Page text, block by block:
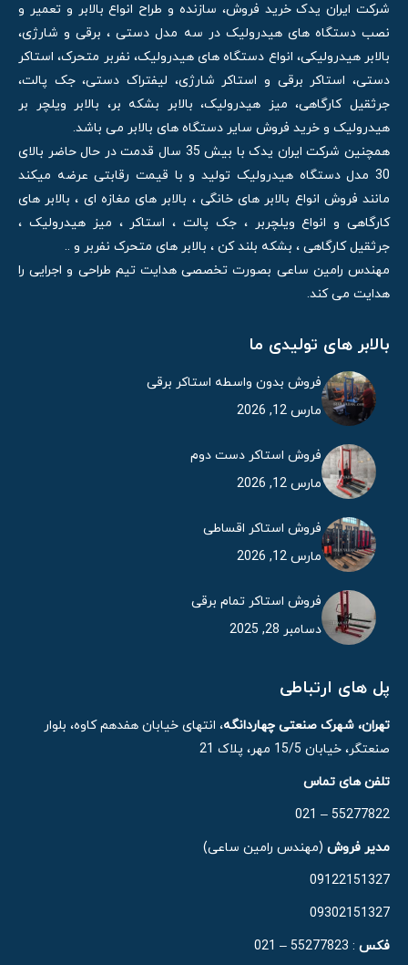
شرکت ایران یدک خرید فروش، سازنده و طراح انواع بالابر و تعمیر و
نصب دستگاه های هیدرولیک در سه مدل دستی ، برقی و شارژی،
بالابر هیدرولیکی، انواع دستگاه های هیدرولیک، نفربر متحرک، استاکر
دستی، استاکر برقی و استاکر شارژی، لیفتراک دستی، جک پالت،
جرثقیل کارگاهی، میز هیدرولیک، بالابر بشکه بر، بالابر ویلچر بر
هیدرولیک و خرید فروش سایر دستگاه های بالابر می باشد.
همچنین شرکت ایران یدک با بیش 35 سال قدمت در حال حاضر بالای
30 مدل دستگاه هیدرولیک تولید و با قیمت رقابتی عرضه میکند
مانند فروش انواع بالابر های خانگی ، بالابر های مغازه ای ، بالابر های
کارگاهی و انواع ویلچربر ، جک پالت ، استاکر ، میز هیدرولیک ،
جرثقیل کارگاهی ، بشکه بلند کن ، بالابر های متحرک نفربر و ..
مهندس رامین ساعی بصورت تخصصی هدایت تیم طراحی و اجرایی را
هدایت می کند.
بالابر های تولیدی ما
فروش بدون واسطه استاکر برقی
مارس 12, 2026
فروش استاکر دست دوم
مارس 12, 2026
فروش استاکر اقساطی
مارس 12, 2026
فروش استاکر تمام برقی
دسامبر 28, 2025
پل های ارتباطی
تهران، شهرک صنعتی چهاردانگه، انتهای خیابان هفدهم کاوه، بلوار
صنعتگر، خیابان 15/5 مهر، پلاک 21
تلفن های تماس
55277822 – 021
مدیر فروش (مهندس رامین ساعی)
09122151327
09302151327
فکس : 55277823 – 021